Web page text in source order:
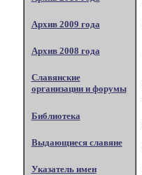
Архив 2009 года
Архив 2008 года
Славянские
организации и форумы
Библиотека
Выдающиеся славяне
Указатель имен